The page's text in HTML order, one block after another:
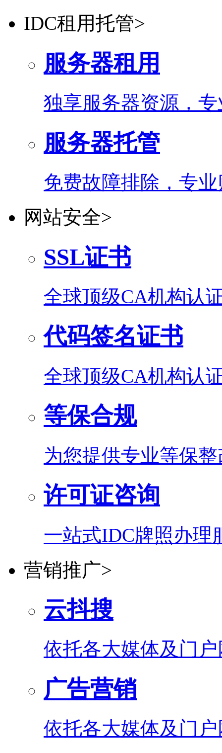
IDC租用托管>
服务器租用
独享服务器资源，
服务器托管
免费故障排除，专
网站安全>
SSL证书
全球顶级CA机构认
代码签名证书
全球顶级CA机构认
等保合规
为您提供专业等保
许可证咨询
一站式IDC牌照办理
营销推广>
云抖搜
依托各大媒体及门
广告营销
依托各大媒体及门